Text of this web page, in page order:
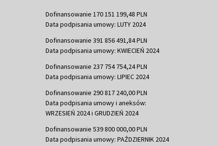
Dofinansowanie 170 151 199,48 PLN
Data podpisania umowy: LUTY 2024
Dofinansowanie 391 856 491,84 PLN
Data podpisania umowy: KWIECIEŃ 2024
Dofinansowanie 237 754 754,24 PLN
Data podpisania umowy: LIPIEC 2024
Dofinansowanie 290 817 240,00 PLN
Data podpisania umowy i aneksów:
WRZESIEŃ 2024 i GRUDZIEŃ 2024
Dofinansowanie 539 800 000,00 PLN
Data podpisania umowy: PAŹDZIERNIK 2024